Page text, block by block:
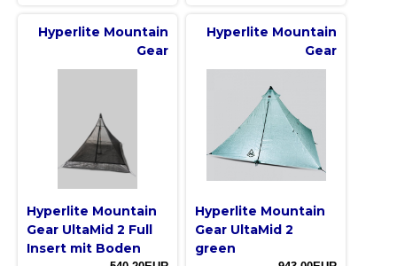
Hyperlite Mountain
Gear
Hyperlite Mountain
Gear UltaMid 2 Full
Insert mit Boden
Hyperlite Mountain
Gear
Hyperlite Mountain
Gear UltaMid 2
green